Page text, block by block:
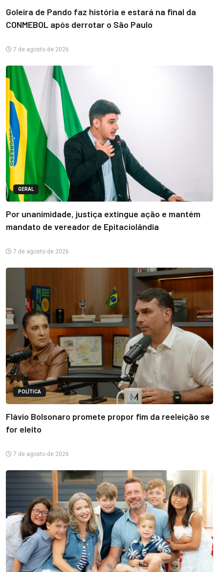
Goleira de Pando faz história e estará na final da
CONMEBOL após derrotar o São Paulo
7 de agosto de 2026
GERAL
Por unanimidade, justiça extingue ação e mantém
mandato de vereador de Epitaciolândia
7 de agosto de 2026
POLÍTICA
Flávio Bolsonaro promete propor fim da reeleição se
for eleito
7 de agosto de 2026